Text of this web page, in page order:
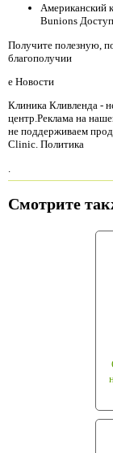
Американский
Bunions
Получите полезную,
благополучии
е Новости
Клиника Кливленда -
центр.Реклама на
не поддерживаем
Clinic. Политика
Смотрите